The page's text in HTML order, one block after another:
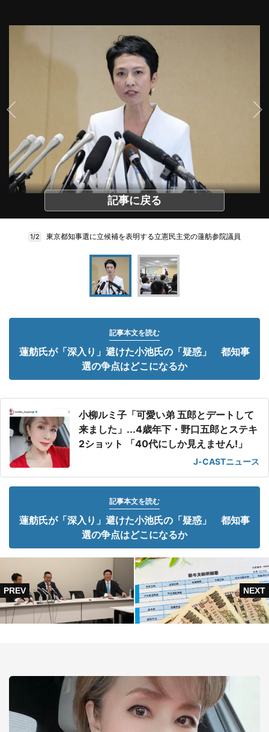
記事に戻る
1/2 東京都知事選に立候補を表明する立憲民主党の蓮舫参院議員
記事本文を読む
蓮舫氏が「深入り」避けた小池氏の「疑惑」 都知事
選の争点はどこになるか
小柳ルミ子「可愛い弟 五郎とデートして
来ました」...4歳年下・野口五郎とステキ
2ショット 「40代にしか見えません!」
J-CASTニュース
記事本文を読む
蓮舫氏が「深入り」避けた小池氏の「疑惑」 都知事
選の争点はどこになるか